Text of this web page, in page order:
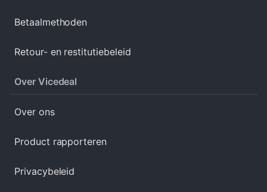
Betaalmethoden
Retour- en restitutiebeleid
Over Vicedeal
Over ons
Product rapporteren
Privacybeleid